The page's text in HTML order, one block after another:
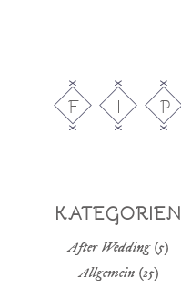
F I P
KATEGORIEN
After Wedding(5)
Allgemein(25)